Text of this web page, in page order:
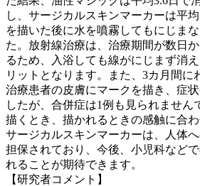
し、サージカルスキンマーカーは平
を描いた後に水を噴霧してもにじま
た。放射線治療は、治療期間が数日
るため、入浴しても線がにじまず消
リットとなります。また、3カ月間に
治療患者の皮膚にマークを描き、症
したが、合併症は1例も見られません
描くとき、描かれるときの感触に合
サージカルスキンマーカーは、人体
担保されており、今後、小児科など
れることが期待できます。
【研究者コメント】